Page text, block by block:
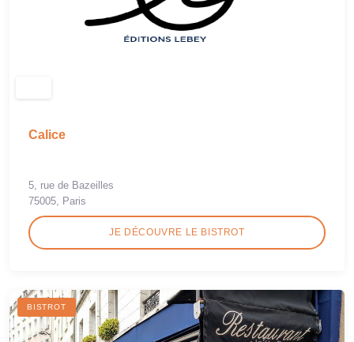
Calice
5, rue de Bazeilles
75005, Paris
JE DÉCOUVRE LE BISTROT
BISTROT